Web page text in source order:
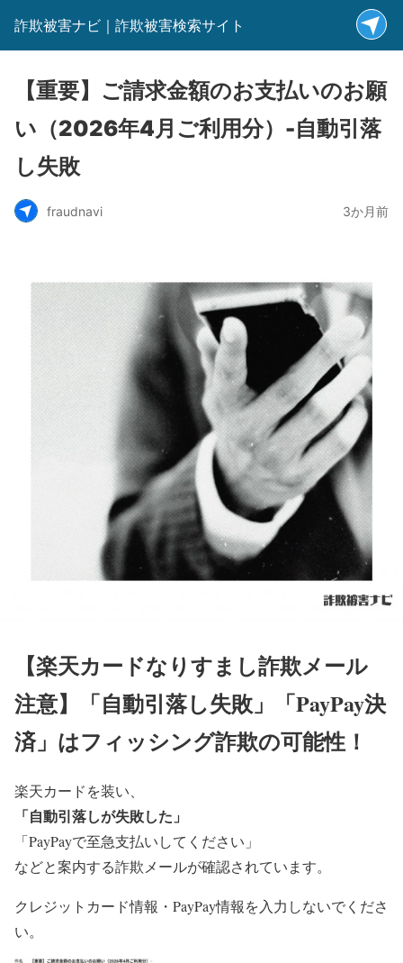
詐欺被害ナビ｜詐欺被害検索サイト
【重要】ご請求金額のお支払いのお願
い（2026年4月ご利用分）-自動引落
し失敗
fraudnavi 3か月前
【楽天カードなりすまし詐欺メール
注意】「自動引落し失敗」「PayPay決
済」はフィッシング詐欺の可能性！
楽天カードを装い、
「自動引落しが失敗した」
「PayPayで至急支払いしてください」
などと案内する詐欺メールが確認されています。
クレジットカード情報・PayPay情報を入力しないでくださ
い。